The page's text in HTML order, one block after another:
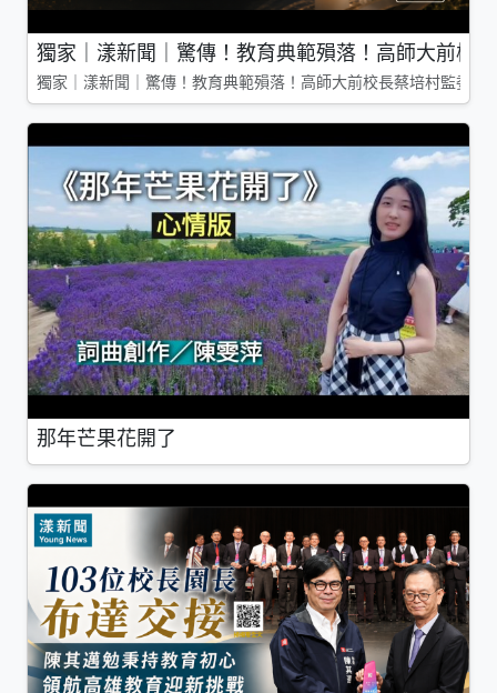
獨家｜漾新聞｜驚傳！教育典範殞落！高師大前校
獨家｜漾新聞｜驚傳！教育典範殞落！高師大前校長蔡培村監委
那年芒果花開了